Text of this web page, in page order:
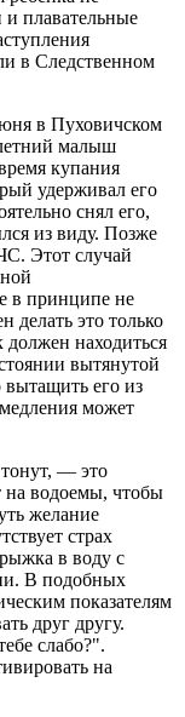
плавательные
в Следственном
в Пуховичском
малыш
купания
удерживал его
снял его,
из виду. Позже
Этот случай
в принципе не
делать это только
находиться
вытянутой
его из
может
тонут, — это
на водоемы, чтобы
желание
страх
в воду с
В подобных
показателям
друг другу.
слабо?".
на